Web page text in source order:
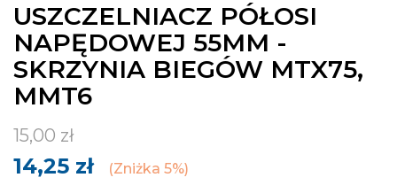
USZCZELNIACZ PÓŁOSI
NAPĘDOWEJ 55MM -
SKRZYNIA BIEGÓW MTX75,
MMT6
15,00 zł
14,25 zł Zniżka 5%